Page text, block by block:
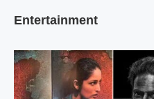
Entertainment